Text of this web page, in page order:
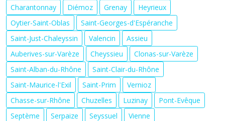
Charantonnay Diémoz Grenay
Heyrieux
Oytier-Saint-Oblas
Saint-Georges-d'Espéranche
Saint-Just-Chaleyssin
Valencin
Assieu
Auberives-sur-Varèze
Cheyssieu
Clonas-sur-Varèze
Saint-Alban-du-Rhône
Saint-Clair-du-Rhône
Saint-Maurice-l'Exil
Saint-Prim
Vernioz
Chasse-sur-Rhône
Chuzelles Luzinay
Pont-Evêque
Septème
Serpaize Seyssuel
Vienne